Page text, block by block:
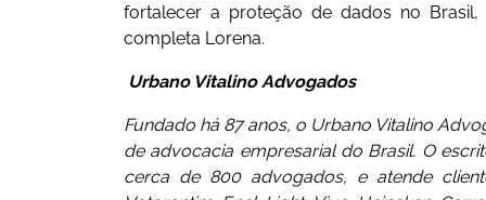
fortalecer a proteção de dados no Brasil,
completa Lorena.
Urbano Vitalino Advogados
Fundado há 87 anos, o Urbano Vitalino
de advocacia empresarial do Brasil. O
cerca de 800 advogados, e atende